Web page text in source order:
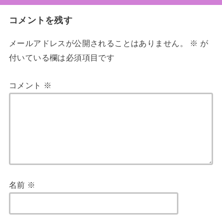
コメントを残す
メールアドレスが公開されることはありません。 ※ が
付いている欄は必須項目です
コメント ※
名前 ※